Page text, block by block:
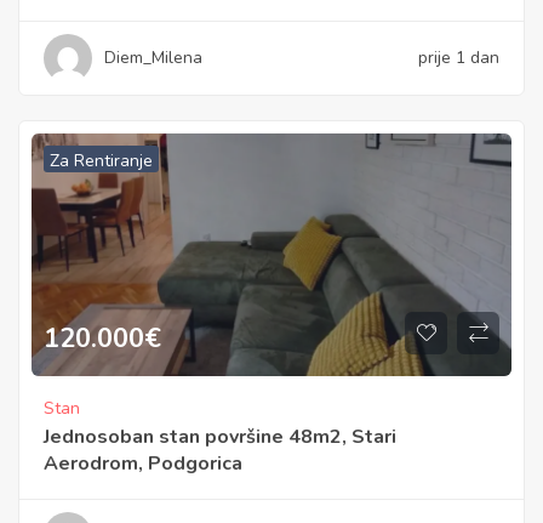
Diem_Milena prije 1 dan
Za Rentiranje
120.000€
Stan
Jednosoban stan površine 48m2, Stari
Aerodrom, Podgorica